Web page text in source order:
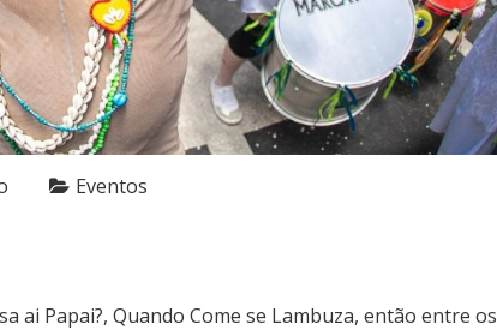
Eventos
ai Papai?, Quando Come se Lambuza, então entre os